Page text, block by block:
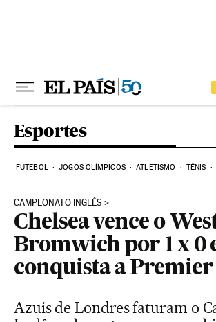
Esportes
FUTEBOL JOGOS OLÍMPICOS ATLETISMO TÊNIS
CAMPEONATO INGLÊS
Chelsea vence o
Bromwich por 1 x 0
conquista a Premier
Azuis de Londres faturam o